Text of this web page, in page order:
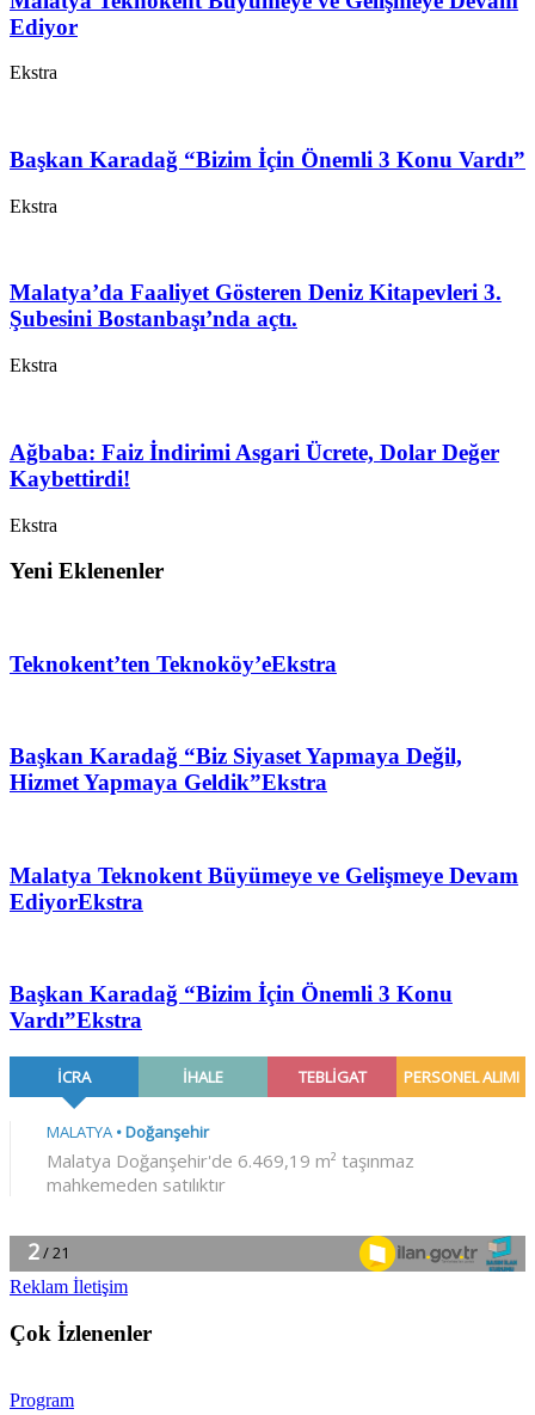
Ediyor
Ekstra
Başkan Karadağ “Bizim İçin Önemli 3 Konu Vardı”
Ekstra
Malatya’da Faaliyet Gösteren Deniz Kitapevleri 3.
Şubesini Bostanbaşı’nda açtı.
Ekstra
Ağbaba: Faiz İndirimi Asgari Ücrete, Dolar Değer
Kaybettirdi!
Ekstra
Yeni Eklenenler
Teknokent’ten Teknoköy’eEkstra
Başkan Karadağ “Biz Siyaset Yapmaya Değil,
Hizmet Yapmaya Geldik”Ekstra
Malatya Teknokent Büyümeye ve Gelişmeye Devam
EdiyorEkstra
Başkan Karadağ “Bizim İçin Önemli 3 Konu
Vardı”Ekstra
Reklam İletişim
Çok İzlenenler
Program